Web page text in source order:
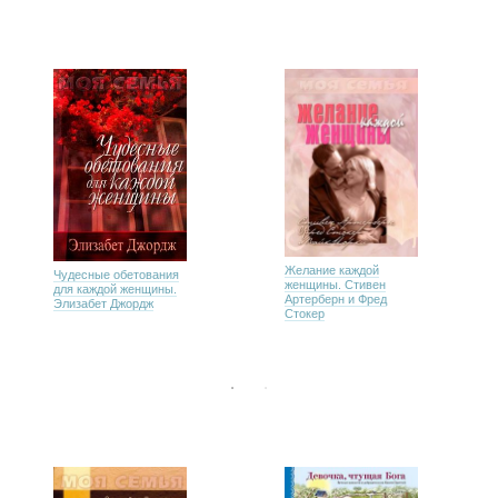
Чудесные обетования
для каждой женщины.
Элизабет Джордж
Желание каждой
женщины. Стивен
Артерберн и Фред
Стокер